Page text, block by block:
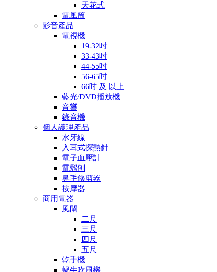
天花式
電風筒
影音產品
電視機
19-32吋
33-43吋
44-55吋
56-65吋
66吋 及 以上
藍光/DVD播放機
音響
錄音機
個人護理產品
水牙線
入耳式探熱針
電子血壓計
電鬚刨
鼻毛修剪器
按摩器
商用電器
風閘
二尺
三尺
四尺
五尺
乾手機
蝸牛吹風機